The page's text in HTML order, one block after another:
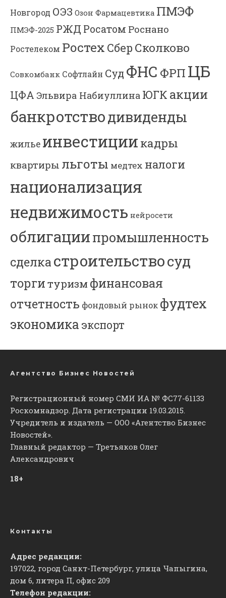
Новгород ОЭЗ Озон Фармацевтика ПМЭФ
ПМЭФ-2025 РЖД Росатом Роснано
Ростелеком Ростех Сбер Сколково
Совкомбанк Софтлайн Суд ФНС ФРП ЦБ
ЦФА Эльвира Набиуллина ЮГК акции
банкротстводивиденды
жилье инвестиции кадры
квартиры льготы медтех налоги
национализация
недвижимость нейросети
облигациипромышленность
сделкастроительствосуд
торгитуризм финансовая
отчетность фондовый рынок фудтех
экономика экспорт
Агентство Бизнес Новостей
Регистрационный номер СМИ ИА № ФС77-61133
Роскомнадзор. Дата регистрации 19.03.2015.
Учредитель и издатель — ООО «Агентство Бизнес
Новостей».
Главный редактор — Третьяков Олег
Александрович
18+
Контакты
Адрес редакции:
197022, город Санкт-Петербург, улица Чапыгина,
дом 6, литера П, офис 209
Телефон редакции: